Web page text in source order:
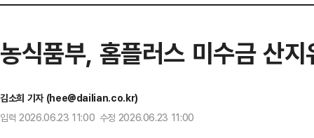
농식품부, 홈플러스 미수금 산
김소희 기자 (hee@dailian.co.kr)
입력 2026.06.23 11:00 수정 2026.06.23 11:00